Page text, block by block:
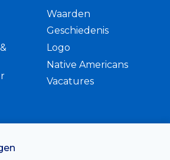
Waarden
Geschiedenis
Logo
Native Americans
Vacatures